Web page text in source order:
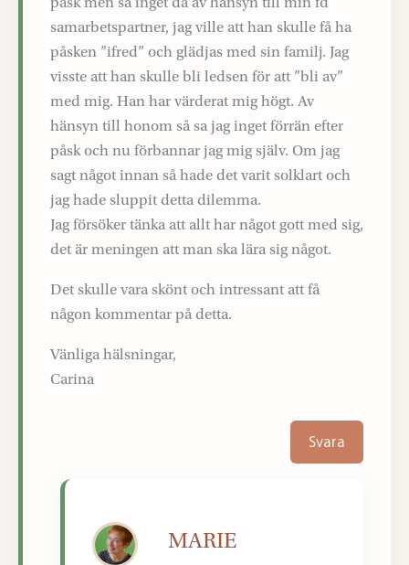
samarbetspartner, jag ville att han skulle få ha
påsken ”ifred” och glädjas med sin familj. Jag
visste att han skulle bli ledsen för att ”bli av”
med mig. Han har värderat mig högt. Av
hänsyn till honom så sa jag inget förrän efter
påsk och nu förbannar jag mig själv. Om jag
sagt något innan så hade det varit solklart och
jag hade sluppit detta dilemma.
Jag försöker tänka att allt har något gott med sig,
det är meningen att man ska lära sig något.
Det skulle vara skönt och intressant att få
någon kommentar på detta.
Vänliga hälsningar,
Carina
Svara
MARIE